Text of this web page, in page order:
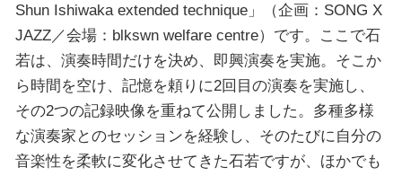
Shun Ishiwaka extended technique」（企画：SONG X
JAZZ／会場：blkswn welfare centre）です。ここで石
若は、演奏時間だけを決め、即興演奏を実施。そこか
ら時間を空け、記憶を頼りに2回目の演奏を実施し、
その2つの記録映像を重ねて公開しました。多種多様
な演奏家とのセッションを経験し、そのたびに自分の
音楽性を柔軟に変化させてきた石若ですが、ほかでも